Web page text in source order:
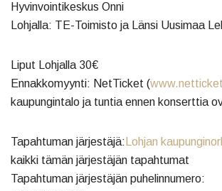
Hyvinvointikeskus Onni
Lohjalla: TE-Toimisto ja Länsi Uusimaa
Liput Lohjalla 30€
Ennakkomyynti: NetTicket (
kaupungintalo ja tuntia ennen konserttia
Tapahtuman järjestäjä: Lohjan
kaikki tämän järjestäjän tapahtumat
Tapahtuman järjestäjän puhelinnumero: